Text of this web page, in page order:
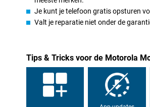
ervoor dat apps vlot openen en
sneller aan. Je downloadt bestanden
256GB opslag heb je genoeg ruimte
De Motorola Moto G87 256GB Blauw
weer op met 30W TurboPower. Binnen
Ideaal als je veel onderweg bent of je
Je kunt je telefoon gratis opsturen
Valt je reparatie niet onder de
Tips & Tricks voor de Motorola